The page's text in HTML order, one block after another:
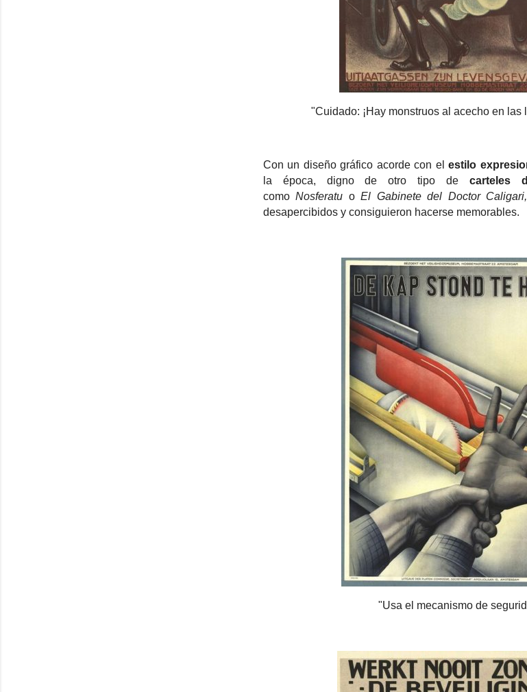
"Cuidado: ¡Hay monstruos al acecho en las
Con un diseño gráfico acorde con elestilo
la época, digno de otro tipo de carteles
comoNosferatu oEl Gabinete del Doctor Caligari,
desapercibidos y consiguieron hacerse memorables.
"Usa el mecanismo de